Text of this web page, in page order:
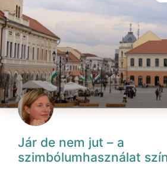
Jár de nem jut – a
szimbólumhasználat